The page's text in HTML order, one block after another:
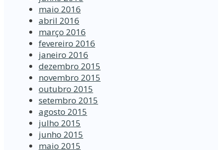
maio 2016
abril 2016
março 2016
fevereiro 2016
janeiro 2016
dezembro 2015
novembro 2015
outubro 2015
setembro 2015
agosto 2015
julho 2015
junho 2015
maio 2015